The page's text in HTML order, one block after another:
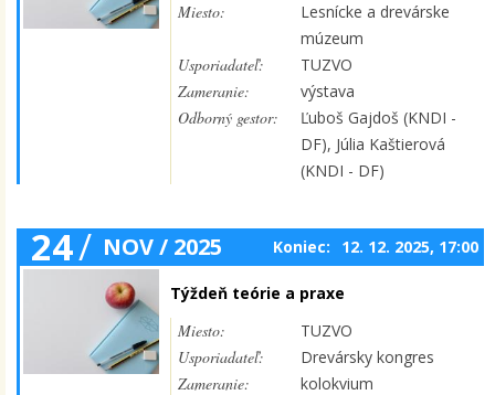
Miesto:
Lesnícke a drevárske
múzeum
Usporiadateľ:
TUZVO
Zameranie:
výstava
Odborný gestor:
Ľuboš Gajdoš (KNDI -
DF), Júlia Kaštierová
(KNDI - DF)
24/ NOV / 2025 Koniec: 12. 12. 2025, 17:00
Týždeň teórie a praxe
Miesto:
TUZVO
Usporiadateľ:
Drevársky kongres
Zameranie:
kolokvium